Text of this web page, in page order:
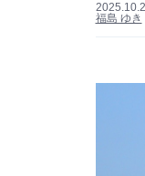
福島 ゆき